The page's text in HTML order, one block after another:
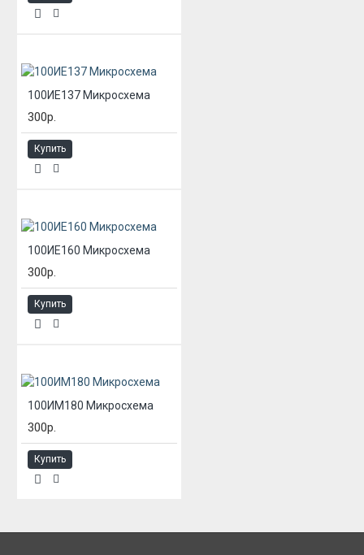
100ИЕ137 Микросхема
300р.
Купить
100ИЕ160 Микросхема
300р.
Купить
100ИМ180 Микросхема
300р.
Купить